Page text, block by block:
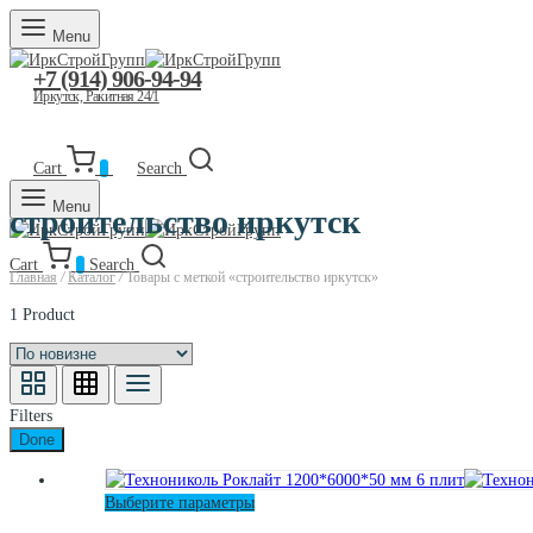
Menu
+7 (914) 906-94-94
Иркутск, Ракитная 24/1
Cart Search
Menu
Cart Search
строительство иркутск
Главная / Каталог /Товары с меткой «строительство иркутск»
1 Product
Filters
Done
Выберите параметрыЭтот